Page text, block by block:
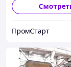
ПромСтарт